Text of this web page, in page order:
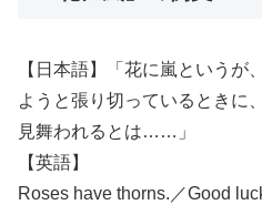
【日本語】「花に嵐というが
ようと張り切っているときに
見舞われるとは……」
【英語】
Roses have thorns.／Good